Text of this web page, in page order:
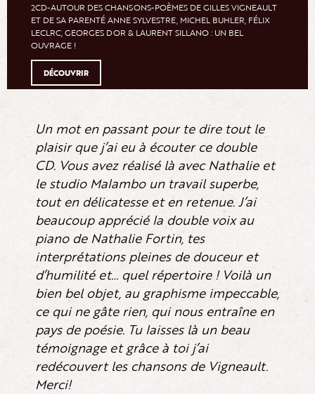
2CD-AUTOUR DES CHANSONS-POÈMES DE GILLES VIGNEAULT
ET DE SA PARENTÉ ANNE SYLVESTRE, MICHEL BUHLER, FÉLIX
LECLRC, GEORGES DOR & LAURENT SILLANO : UN BEL
OUVRAGE !
DÉCOUVRIR
Un mot en passant pour te dire tout le
plaisir que j’ai eu à écouter ce double
CD. Vous avez réalisé là avec Nathalie et
le studio Malambo un travail superbe,
tout en délicatesse et en retenue. J’ai
beaucoup apprécié la double voix au
piano de Nathalie Fortin, tes
interprétations pleines de douceur et
d’humilité et… quel répertoire ! Voilà un
bien bel objet, au graphisme impeccable,
ce qui ne gâte rien, qui nous entraîne en
pays de poésie. Tu laisses là un beau
témoignage et grâce à toi j’ai
redécouvert les chansons de Vigneault.
Merci!